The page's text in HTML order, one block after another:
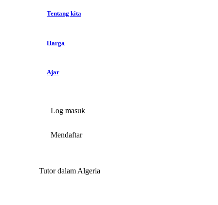
Tentang kita
Harga
Ajar
Log masuk
Mendaftar
Tutor dalam Algeria